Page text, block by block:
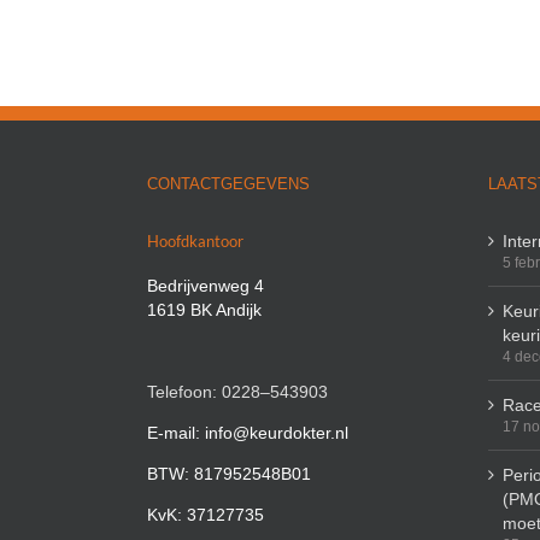
CONTACTGEGEVENS
Hoofdkantoor
Bedrijvenweg 4
1619 BK Andijk
Telefoon: 0228–543903
E-mail: info@keurdokter.nl
BTW: 817952548B01
KvK: 37127735
5
4
17